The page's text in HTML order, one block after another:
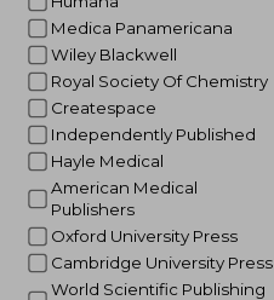
Medica Panamericana
Wiley Blackwell
Royal Society Of Chemistry
Createspace
Independently Published
Hayle Medical
American Medical
Publishers
Oxford University Press
Cambridge University Press
World Scientific Publishing